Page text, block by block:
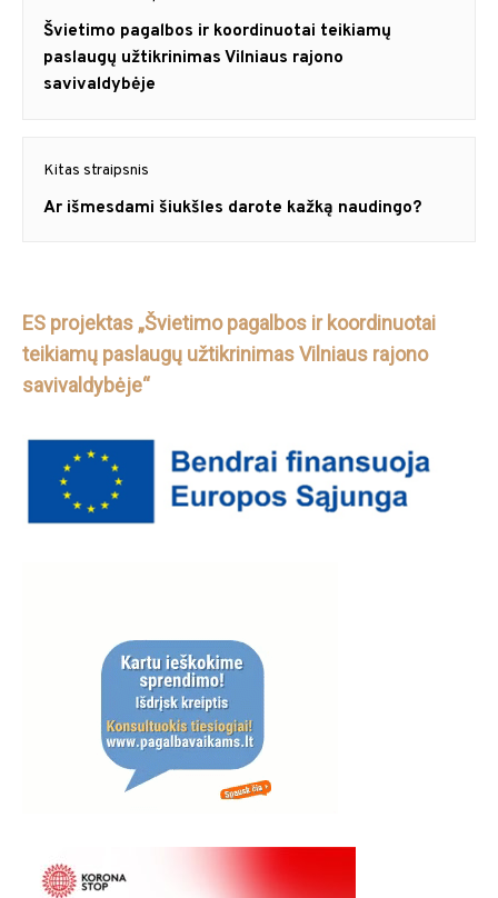
tarp
įrašų
Previous
post:
Švietimo pagalbos ir koordinuotai teikiamų
paslaugų užtikrinimas Vilniaus rajono
savivaldybėje
Kitas straipsnis
Next
Ar išmesdami šiukšles darote kažką naudingo?
ES projektas „Švietimo pagalbos ir koordinuotai
teikiamų paslaugų užtikrinimas Vilniaus rajono
savivaldybėje“